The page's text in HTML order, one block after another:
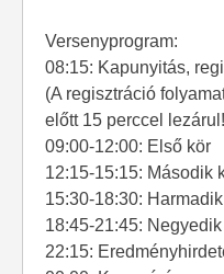
Versenyprogram:
08:15: Kapunyitás,
(A regisztráció
előtt 15 perccel
09:00-12:00: Első kör
12:15-15:15: Második
15:30-18:30:
18:45-21:45:
22:15: